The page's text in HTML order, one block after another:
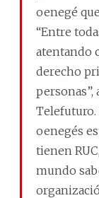
oenegé
“Entre
atentando
derecho
Telefuturo.
oenegés
tienen
mundo